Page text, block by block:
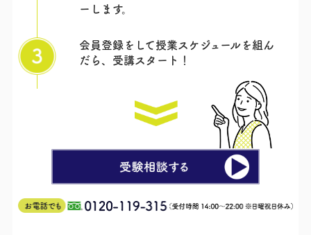
ーします。
会員登録をして授業スケジュールを組ん
だら、 受講スタート！